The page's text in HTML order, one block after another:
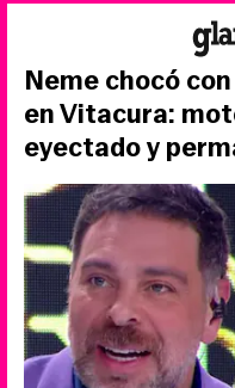
Neme chocó
en Vitacura:
eyectado y